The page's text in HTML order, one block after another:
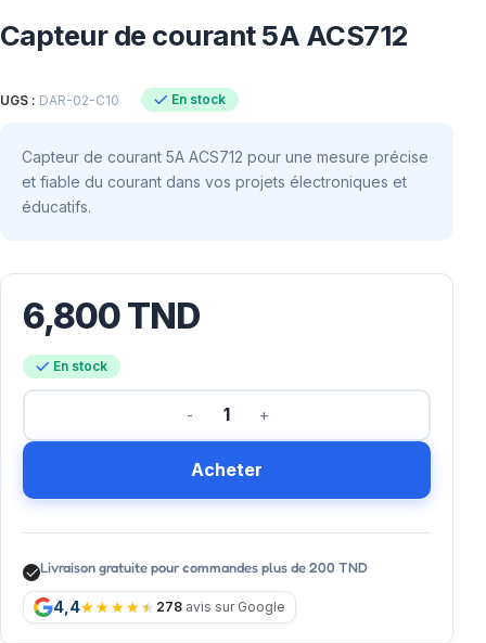
Capteur de courant 5A ACS712
UGS : DAR-02-C10 En stock
Capteur de courant 5A ACS712 pour une mesure précise
et fiable du courant dans vos projets électroniques et
éducatifs.
6,800TND
En stock
Acheter
Livraison gratuite pour commandes plus de 200 TND
4,4 278 avis sur Google